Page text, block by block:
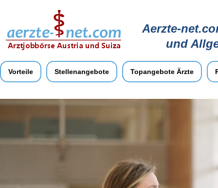
Aerzte-
und
Vorteile Stellenangebote Topangebote Ärzte